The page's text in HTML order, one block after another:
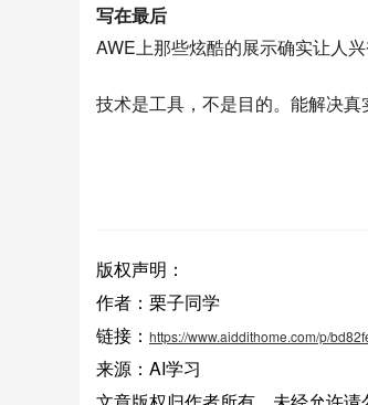
写在最后
AWE上那些炫酷的展示确实让人
技术是工具，不是目的。能解决真
版权声明：
作者：栗子同学
链接： https://www.aiddithome.com/p/
来源：AI学习